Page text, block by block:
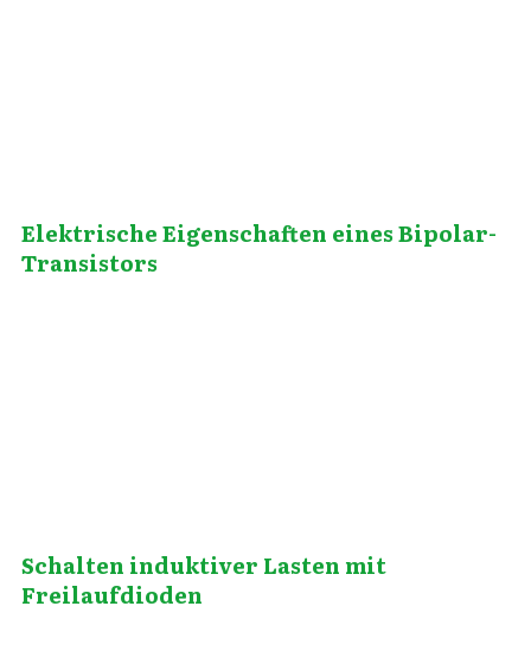
Elektrische Eigenschaften eines Bipolar-
Transistors
Schalten induktiver Lasten mit
Freilaufdioden